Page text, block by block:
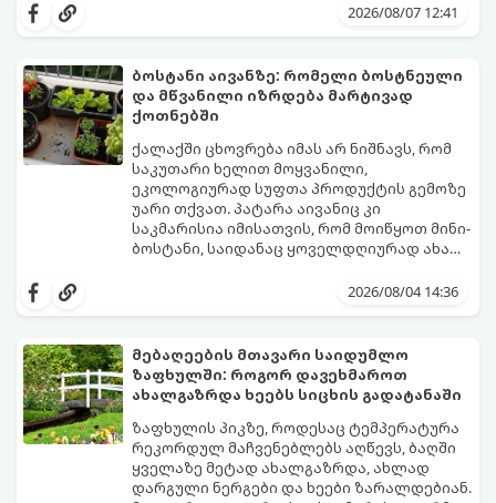
ზამთარს გაუძლონ, აგვისტოს ბოლომდე 5
2026/08/07 12:41
ბოსტანი აივანზე: რომელი ბოსტნეული
და მწვანილი იზრდება მარტივად
ქოთნებში
ქალაქში ცხოვრება იმას არ ნიშნავს, რომ
საკუთარი ხელით მოყვანილი,
ეკოლოგიურად სუფთა პროდუქტის გემოზე
უარი თქვათ. პატარა აივანიც კი
საკმარისია იმისათვის, რომ მოიწყოთ მინი-
ბოსტანი, საიდანაც ყოველდღიურად ახალ,
სასიამოვნო და ესთეტიკური ჰობია.
კარგად და როგორ მოუაროთ მათ სწორად.
2026/08/04 14:36
მებაღეების მთავარი საიდუმლო
ზაფხულში: როგორ დავეხმაროთ
ახალგაზრდა ხეებს სიცხის გადატანაში
ზაფხულის პიკზე, როდესაც ტემპერატურა
რეკორდულ მაჩვენებლებს აღწევს, ბაღში
ყველაზე მეტად ახალგაზრდა, ახლად
დარგული ნერგები და ხეები ზარალდებიან.